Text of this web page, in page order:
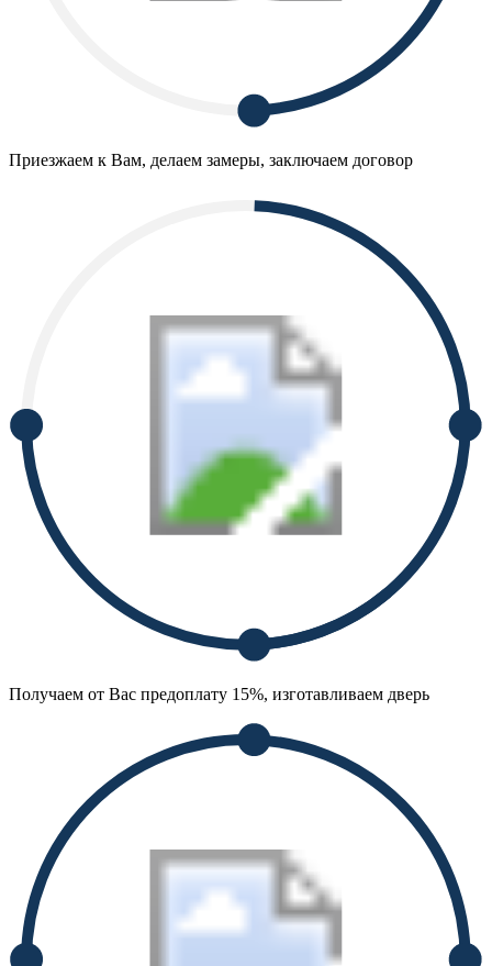
Приезжаем к Вам, делаем замеры, заключаем договор
Получаем от Вас предоплату 15%, изготавливаем дверь